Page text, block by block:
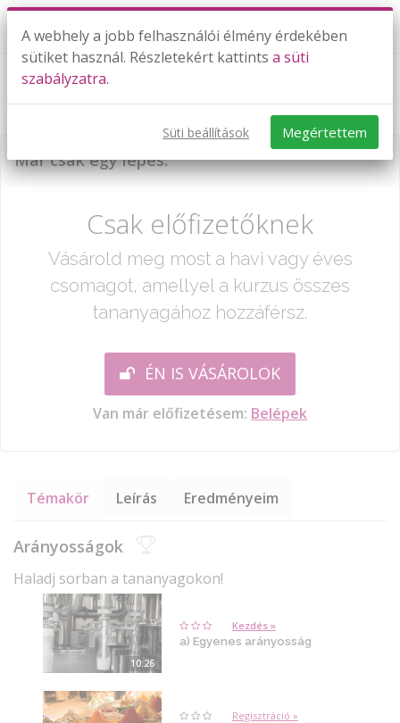
Már csak egy lépés:
Csak előfizetőknek
Vásárold meg most a havi vagy éves
csomagot, amellyel a kurzus összes
tananyagához hozzáférsz.
ÉN IS VÁSÁROLOK
Van már előfizetésem: Belépek
Témakör Leírás Eredményeim
Arányosságok
Haladj sorban a tananyagokon!
10:26
Kezdés »
a) Egyenes arányosság
Regisztráció »
A webhely a jobb felhasználói élmény érdekében
sütiket használ. Részletekért kattints a süti
szabályzatra.
Süti beállítások Megértettem